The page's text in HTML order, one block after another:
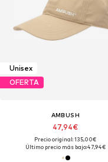
Unisex
OFERTA
AMBUSH
47,94€
Precio original: 135,00€
Último precio más bajo:47,94€